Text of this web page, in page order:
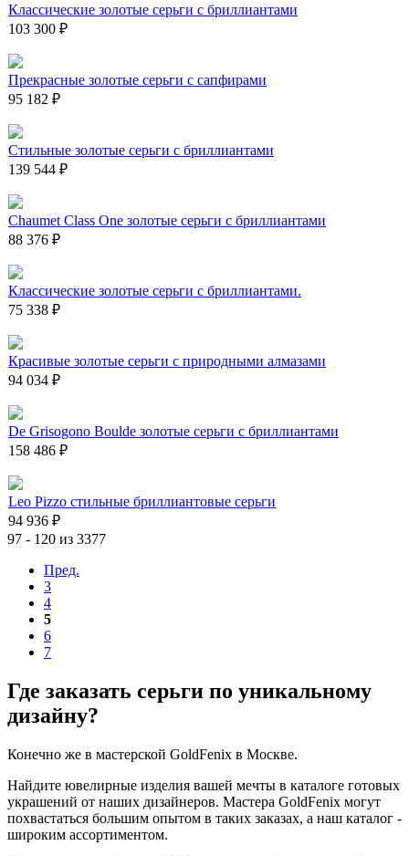
Классические золотые серьги с бриллиантами
103 300 ₽
Прекрасные золотые серьги с сапфирами
95 182 ₽
Стильные золотые серьги с бриллиантами
139 544 ₽
Chaumet Class One золотые серьги с бриллиантами
88 376 ₽
Классические золотые серьги с бриллиантами.
75 338 ₽
Красивые золотые серьги с природными алмазами
94 034 ₽
De Grisogono Boulde золотые серьги с бриллиантами
158 486 ₽
Leo Pizzo стильные бриллиантовые серьги
94 936 ₽
97 - 120 из 3377
Пред.
3
4
5
6
7
Где заказать серьги по уникальному
дизайну?
Конечно же в мастерской GoldFenix в Москве.
Найдите ювелирные изделия вашей мечты в каталоге готовых
украшений от наших дизайнеров. Мастера GoldFenix могут
похвастаться большим опытом в таких заказах, а наш каталог -
широким ассортиментом.